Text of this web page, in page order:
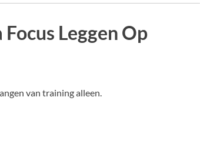
Leggen Op
van training alleen.